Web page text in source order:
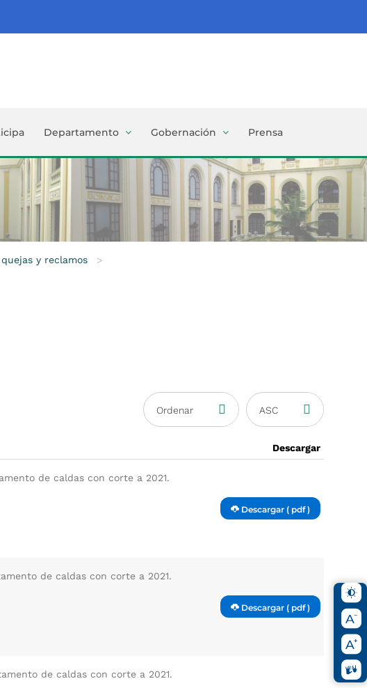
Departamento Gobernación Prensa
y reclamos
>
ASC
Ordenar
Descargar
de caldas con corte a 2021.
Descargar ( pdf )
de caldas con corte a 2021.
Descargar ( pdf )
de caldas con corte a 2021.